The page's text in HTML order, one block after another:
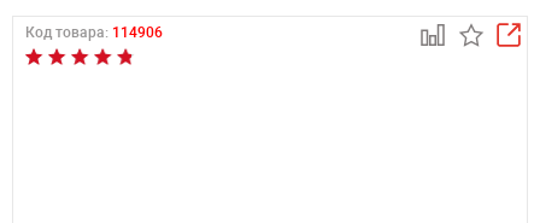
Код товара: 114906